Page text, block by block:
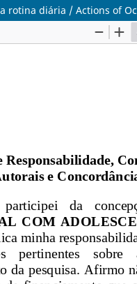
rotina diária / Actions of